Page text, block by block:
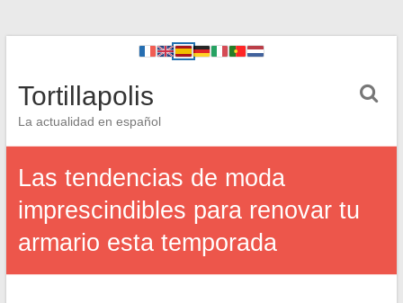
Tortillapolis
La actualidad en español
Las tendencias de moda
imprescindibles para renovar tu
armario esta temporada